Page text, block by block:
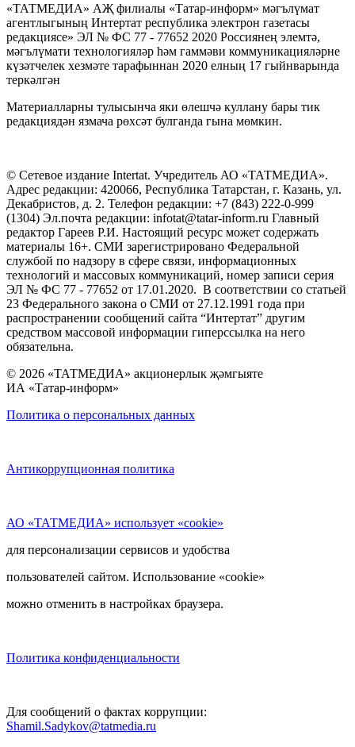
«ТАТМЕДИА» АҖ филиалы «Татар-информ» мәгълүмат
агентлыгының Интертат республика электрон газетасы
редакциясе» ЭЛ № ФС 77 - 77652 2020 Россиянең элемтә,
мәгълүмати технологияләр һәм гаммәви коммуникацияләрне
күзәтчелек хезмәте тарафыннан 2020 елның 17 гыйнварында
теркәлгән
Материалларны тулысынча яки өлешчә куллану бары тик
редакциядән язмача рөхсәт булганда гына мөмкин.
© Сетевое издание Intertat. Учредитель АО «ТАТМЕДИА».
Адрес редакции: 420066, Республика Татарстан, г. Казань, ул.
Декабристов, д. 2. Телефон редакции: +7 (843) 222-0-999
(1304) Эл.почта редакции: infotat@tatar-inform.ru Главный
редактор Гареев Р.И. Настоящий ресурс может содержать
материалы 16+. СМИ зарегистрировано Федеральной
службой по надзору в сфере связи, информационных
технологий и массовых коммуникаций, номер записи серия
ЭЛ № ФС 77 - 77652 от 17.01.2020. В соответствии со статьей
23 Федерального закона о СМИ от 27.12.1991 года при
распространении сообщений сайта “Интертат” другим
средством массовой информации гиперссылка на него
обязательна.
© 2026 «ТАТМЕДИА» акционерлык җәмгыяте
ИА «Татар-информ»
Политика о персональных данных
Антикоррупционная политика
АО «ТАТМЕДИА» использует «cookie»
для персонализации сервисов и удобства
пользователей сайтом. Использование «cookie»
можно отменить в настройках браузера.
Политика конфиденциальности
Для сообщений о фактах коррупции:
Shamil.Sadykov@tatmedia.ru